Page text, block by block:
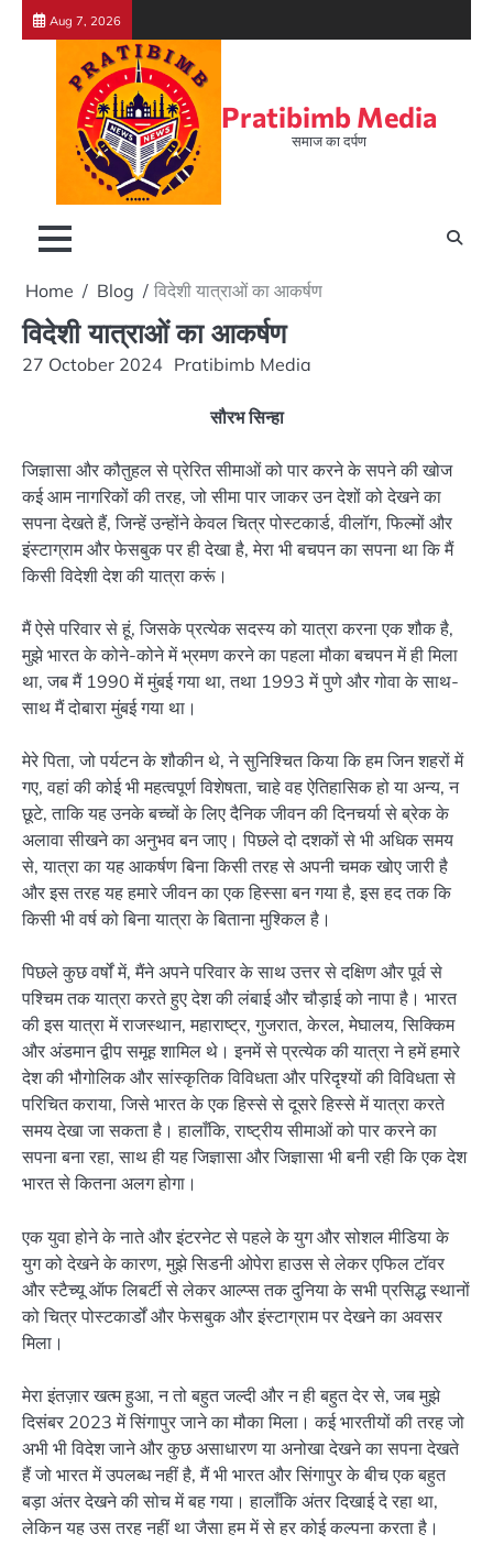
Skip
Aug 7, 2026
Pratibimb Media
समाज का दर्पण
Home Blog विदेशी यात्राओं का आकर्षण
विदेशी यात्राओं का आकर्षण
27 October 2024 Pratibimb Media
सौरभ सिन्हा
जिज्ञासा और कौतुहल से प्रेरित सीमाओं को पार करने के सपने की खोज
कई आम नागरिकों की तरह, जो सीमा पार जाकर उन देशों को देखने का
सपना देखते हैं, जिन्हें उन्होंने केवल चित्र पोस्टकार्ड, वीलॉग, फिल्मों और
इंस्टाग्राम और फेसबुक पर ही देखा है, मेरा भी बचपन का सपना था कि मैं
किसी विदेशी देश की यात्रा करूं।
मैं ऐसे परिवार से हूं, जिसके प्रत्येक सदस्य को यात्रा करना एक शौक है,
मुझे भारत के कोने-कोने में भ्रमण करने का पहला मौका बचपन में ही मिला
था, जब मैं 1990 में मुंबई गया था, तथा 1993 में पुणे और गोवा के साथ-
साथ मैं दोबारा मुंबई गया था।
मेरे पिता, जो पर्यटन के शौकीन थे, ने सुनिश्चित किया कि हम जिन शहरों में
गए, वहां की कोई भी महत्वपूर्ण विशेषता, चाहे वह ऐतिहासिक हो या अन्य, न
छूटे, ताकि यह उनके बच्चों के लिए दैनिक जीवन की दिनचर्या से ब्रेक के
अलावा सीखने का अनुभव बन जाए। पिछले दो दशकों से भी अधिक समय
से, यात्रा का यह आकर्षण बिना किसी तरह से अपनी चमक खोए जारी है
और इस तरह यह हमारे जीवन का एक हिस्सा बन गया है, इस हद तक कि
किसी भी वर्ष को बिना यात्रा के बिताना मुश्किल है।
पिछले कुछ वर्षों में, मैंने अपने परिवार के साथ उत्तर से दक्षिण और पूर्व से
पश्चिम तक यात्रा करते हुए देश की लंबाई और चौड़ाई को नापा है। भारत
की इस यात्रा में राजस्थान, महाराष्ट्र, गुजरात, केरल, मेघालय, सिक्किम
और अंडमान द्वीप समूह शामिल थे। इनमें से प्रत्येक की यात्रा ने हमें हमारे
देश की भौगोलिक और सांस्कृतिक विविधता और परिदृश्यों की विविधता से
परिचित कराया, जिसे भारत के एक हिस्से से दूसरे हिस्से में यात्रा करते
समय देखा जा सकता है। हालाँकि, राष्ट्रीय सीमाओं को पार करने का
सपना बना रहा, साथ ही यह जिज्ञासा और जिज्ञासा भी बनी रही कि एक देश
भारत से कितना अलग होगा।
एक युवा होने के नाते और इंटरनेट से पहले के युग और सोशल मीडिया के
युग को देखने के कारण, मुझे सिडनी ओपेरा हाउस से लेकर एफिल टॉवर
और स्टैच्यू ऑफ लिबर्टी से लेकर आल्प्स तक दुनिया के सभी प्रसिद्ध स्थानों
को चित्र पोस्टकार्डों और फेसबुक और इंस्टाग्राम पर देखने का अवसर
मिला।
मेरा इंतज़ार खत्म हुआ, न तो बहुत जल्दी और न ही बहुत देर से, जब मुझे
दिसंबर 2023 में सिंगापुर जाने का मौका मिला। कई भारतीयों की तरह जो
अभी भी विदेश जाने और कुछ असाधारण या अनोखा देखने का सपना देखते
हैं जो भारत में उपलब्ध नहीं है, मैं भी भारत और सिंगापुर के बीच एक बहुत
बड़ा अंतर देखने की सोच में बह गया। हालाँकि अंतर दिखाई दे रहा था,
लेकिन यह उस तरह नहीं था जैसा हम में से हर कोई कल्पना करता है।